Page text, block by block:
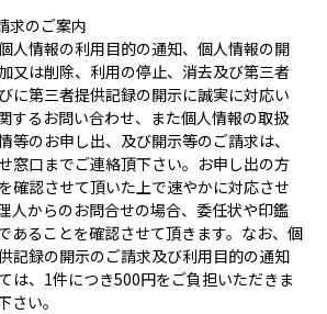
求のご案内
人情報の利用目的の通知、個人情報の開
又は削除、利用の停止、消去及び第三者
に第三者提供記録の開示に誠実に対応い
するお問い合わせ、また個人情報の取扱
等のお申し出、及び開示等のご請求は、
窓口までご連絡頂下さい。お申し出の方
確認させて頂いた上で速やかに対応させ
人からのお問合せの場合、委任状や印鑑
あることを確認させて頂きます。なお、個
記録の開示のご請求及び利用目的の通知
は、1件につき500円をご負担いただきま
さい。